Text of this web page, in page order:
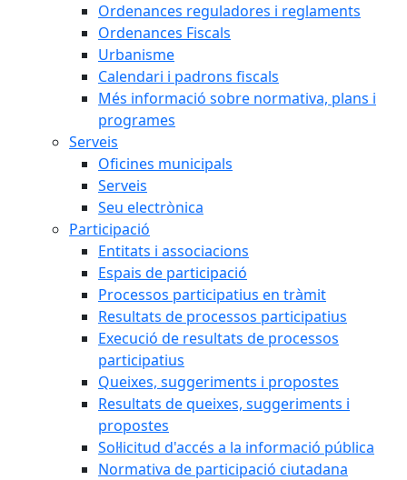
Ordenances reguladores i reglaments
Ordenances Fiscals
Urbanisme
Calendari i padrons fiscals
Més informació sobre normativa, plans i
programes
Serveis
Oficines municipals
Serveis
Seu electrònica
Participació
Entitats i associacions
Espais de participació
Processos participatius en tràmit
Resultats de processos participatius
Execució de resultats de processos
participatius
Queixes, suggeriments i propostes
Resultats de queixes, suggeriments i
propostes
Sol·licitud d'accés a la informació pública
Normativa de participació ciutadana